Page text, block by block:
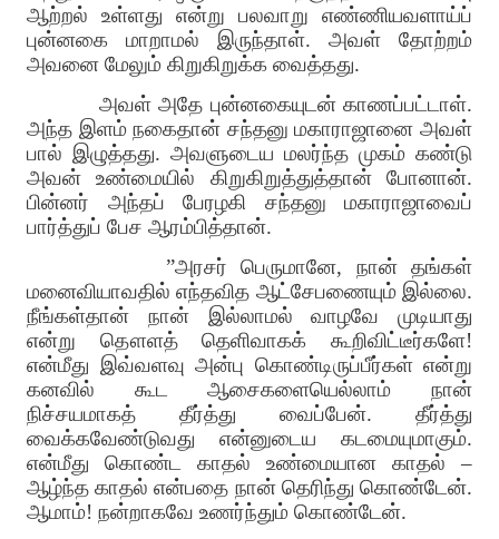
ஆற்றல் உள்ளது என்று பலவாறு எண்ணியவளாய்ப்
புன்னகை மாறாமல் இருந்தாள். அவள் தோற்றம்
அவனை மேலும் கிறுகிறுக்க வைத்தது.
அவள் அதே புன்னகையுடன் காணப்பட்டாள்.
அந்த இளம் நகைதான் சந்தனு மகாராஜானை அவள்
பால் இழுத்தது. அவளுடைய மலர்ந்த முகம் கண்டு
அவன் உண்மையில் கிறுகிறுத்துத்தான் போனான்.
பின்னர் அந்தப் பேரழகி சந்தனு மகாராஜாவைப்
பார்த்துப் பேச ஆரம்பித்தான்.
”அரசர் பெருமானே, நான் தங்கள்
மனைவியாவதில் எந்தவித ஆட்சேபணையும் இல்லை.
நீங்கள்தான் நான் இல்லாமல் வாழவே முடியாது
என்று தௌளத் தெளிவாகக் கூறிவிட்டீர்களே!
என்மீது இவ்வளவு அன்பு கொண்டிருப்பீர்கள் என்று
கனவில் கூட ஆசைகளையெல்லாம் நான்
நிச்சயமாகத் தீர்த்து வைப்பேன். தீர்த்து
வைக்கவேண்டுவது என்னுடைய கடமையுமாகும்.
என்மீது கொண்ட காதல் உண்மையான காதல் –
ஆழ்ந்த காதல் என்பதை நான் தெரிந்து கொண்டேன்.
ஆமாம்! நன்றாகவே உணர்ந்தும் கொண்டேன்.